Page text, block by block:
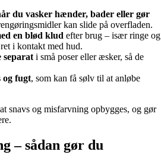
du vasker hænder, bader eller gør
kan slide på overfladen.
en blød klud efter brug – især ringe og
i kontakt med hud.
separati små poser eller æsker, så de
og fugt, som kan få sølv til at anløbe
snavs og misfarvning opbygges, og gør
– sådan gør du